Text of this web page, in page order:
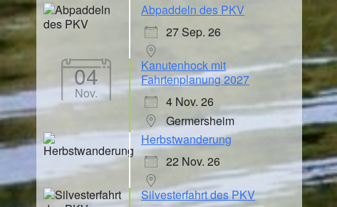
Abpaddeln des PKV
27 Sep. 26
04
Nov.
Kanutenhock mit
Fahrtenplanung 2027
4 Nov. 26
Germersheim
Herbstwanderung
22 Nov. 26
Silvesterfahrt des PKV